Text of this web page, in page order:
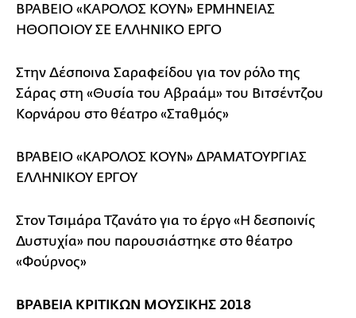
ΒΡΑΒΕΙΟ «ΚΑΡΟΛΟΣ ΚΟΥΝ» ΕΡΜΗΝΕΙΑΣ
ΗΘΟΠΟΙΟΥ ΣΕ ΕΛΛΗΝΙΚΟ ΕΡΓΟ
Στην Δέσποινα Σαραφείδου για τον ρόλο της
Σάρας στη «Θυσία του Αβραάμ» του Βιτσέντζου
Κορνάρου στο θέατρο «Σταθμός»
ΒΡΑΒΕΙΟ «ΚΑΡΟΛΟΣ ΚΟΥΝ» ΔΡΑΜΑΤΟΥΡΓΙΑΣ
ΕΛΛΗΝΙΚΟΥ ΕΡΓΟΥ
Στον Τσιμάρα Τζανάτο για το έργο «Η δεσποινίς
Δυστυχία» που παρουσιάστηκε στο θέατρο
«Φούρνος»
ΒΡΑΒΕΙΑ ΚΡΙΤΙΚΩΝ ΜΟΥΣΙΚΗΣ 2018